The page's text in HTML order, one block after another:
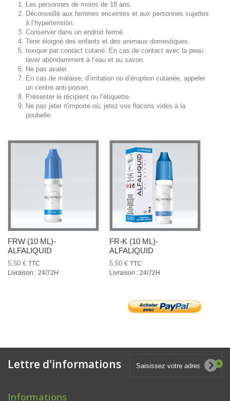
Les personnes de moins de 18 ans.
Déconseillé aux femmes enceintes et aux personnes sujettes
à l’hypertension.
Conserver dans un endroit fermé.
Tenir éloigné des enfants et des animaux domestiques.
toxique par contact cutané. En cas de contact avec la peau
laver abondamment à l’eau et au savon.
Ne pas avaler.
En cas de malaise, d’irritation ou d’éruption cutanée, appeler
un centre anti-poison.
Présenter le récipient ou l’étiquette.
Ne pas jeter n'importe où, jetez vos flacons vides à la
poubelle.
FRW (10 ML)-
ALFALIQUID
5,50 € TTC
Livraison : 24/72H
FR-K (10 ML)-
ALFALIQUID
5,50 € TTC
Livraison : 24/72H
Lettre d'informations
Informations